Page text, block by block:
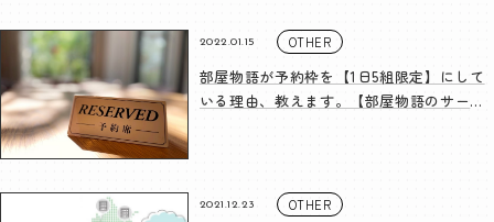
2022.01.15 OTHER
部屋物語が予約枠を【1日5組限定】にして
いる理由、教えます。【部屋物語のサービ
2021.12.23 OTHER